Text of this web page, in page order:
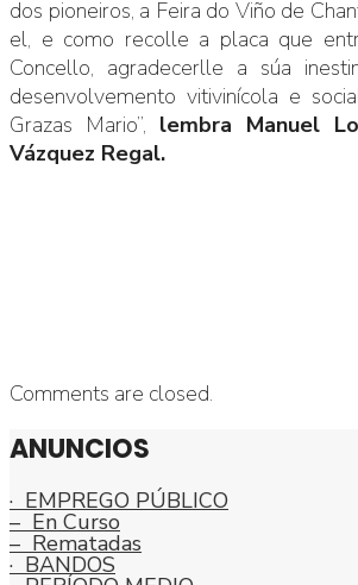
dos pioneiros, a Feira do Viño de
el, e como recolle a placa que
Concello, agradecerlle a súa
desenvolvemento vitivinícola e
Grazas Mario”, lembra Manuel
Vázquez Regal.
Comments are closed.
ANUNCIOS
· EMPREGO PÚBLICO
– En Curso
– Rematadas
· BANDOS